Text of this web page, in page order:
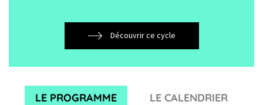
Découvrir ce cycle
LE PROGRAMME LE CALENDRIER